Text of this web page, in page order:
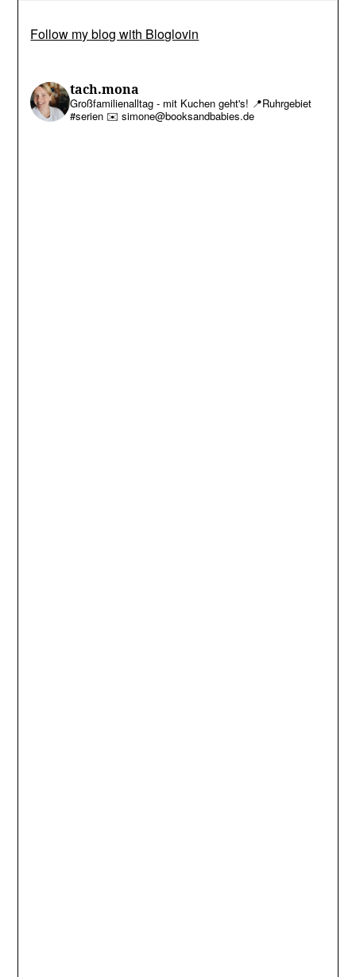
Follow my blog with Bloglovin
tach.mona
Großfamilienalltag - mit Kuchen geht's! 📍Ruhrgebiet
#serien ✉️ simone@booksandbabies.de